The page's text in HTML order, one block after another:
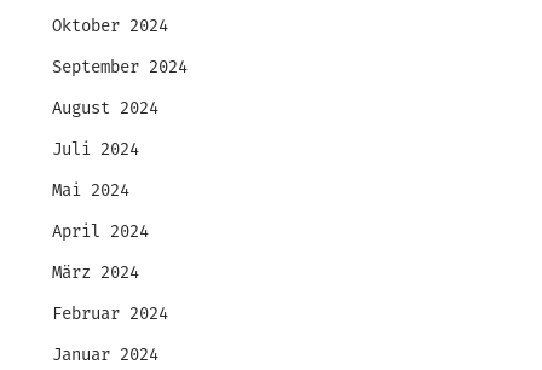
Oktober 2024
September 2024
August 2024
Juli 2024
Mai 2024
April 2024
März 2024
Februar 2024
Januar 2024